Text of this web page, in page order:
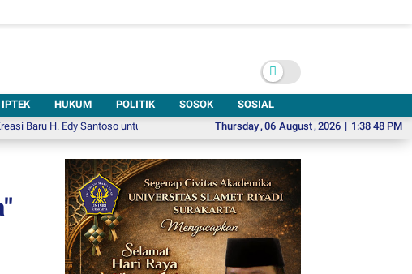
IPTEK HUKUM POLITIK SOSOK
SOSIAL
Thursday,06 August,2026 | 1:38 49 PM
Edy Santoso untuk Pecinta Kuliner Modern Soroti Ketahanan Ekonomi Berbasis